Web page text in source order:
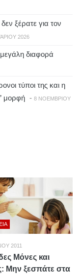
ξέρατε για τον
2026
μεγάλη διαφορά
τύποι της και η
μορφή - 8 ΝΟΕΜΒΡΊΟΥ
2011
Μόνες και
Μην ξεσπάτε στα